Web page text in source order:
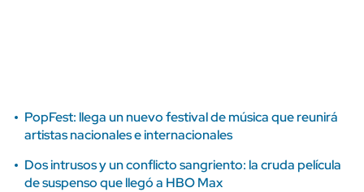
PopFest: llega un nuevo festival de música que reunirá
artistas nacionales e internacionales
Dos intrusos y un conflicto sangriento: la cruda película
de suspenso que llegó a HBO Max